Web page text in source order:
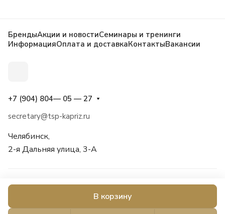
В корзину
БрендыАкции и новостиСеминары и тренинги
ИнформацияОплата и доставкаКонтактыВакансии
+7 (904) 804— 05 — 27
secretary@tsp-kapriz.ru
Челябинск,
2-я Дальняя улица, 3-А
© 2026 Каприз, косметика, бытовая химия, товары для дома и
сада, оснащение салонов красоты.